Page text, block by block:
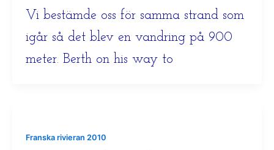
Vi bestämde oss för samma strand som
igår så det blev en vandring på 900
meter. Berth on his way to
Franska rivieran 2010